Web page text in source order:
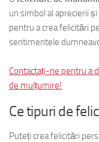
un simbol al aprecierii
pentru a crea felicitări
sentimentele
Contactați-ne pentru a
de mulțumire!
Ce tipuri de
Puteți crea felicitări